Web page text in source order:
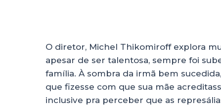
O diretor, Michel Thikomiroff explora
apesar de ser talentosa, sempre foi
família. À sombra da irmã bem
que fizesse com que sua mãe
inclusive pra perceber que as